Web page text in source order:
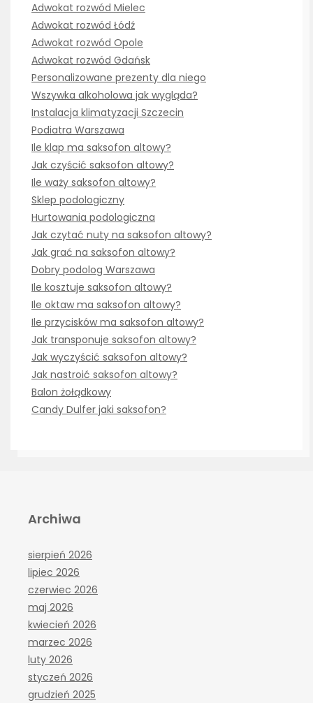
Adwokat rozwód Mielec
Adwokat rozwód Łódź
Adwokat rozwód Opole
Adwokat rozwód Gdańsk
Personalizowane prezenty dla niego
Wszywka alkoholowa jak wygląda?
Instalacja klimatyzacji Szczecin
Podiatra Warszawa
Ile klap ma saksofon altowy?
Jak czyścić saksofon altowy?
Ile waży saksofon altowy?
Sklep podologiczny
Hurtowania podologiczna
Jak czytać nuty na saksofon altowy?
Jak grać na saksofon altowy?
Dobry podolog Warszawa
Ile kosztuje saksofon altowy?
Ile oktaw ma saksofon altowy?
Ile przycisków ma saksofon altowy?
Jak transponuje saksofon altowy?
Jak wyczyścić saksofon altowy?
Jak nastroić saksofon altowy?
Balon żołądkowy
Candy Dulfer jaki saksofon?
Archiwa
sierpień 2026
lipiec 2026
czerwiec 2026
maj 2026
kwiecień 2026
marzec 2026
luty 2026
styczeń 2026
grudzień 2025